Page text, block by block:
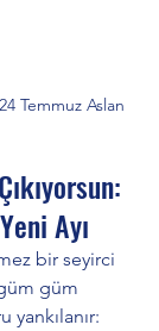
Temmuz Aslan
Ayı
bir seyirci
güm